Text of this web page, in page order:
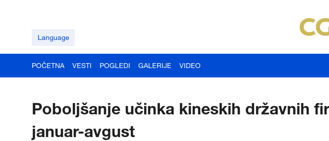
Language
POČETNA VESTI POGLEDI GALERIJE VIDEO
Poboljšanje učinka kineskih državnih
januar-avgust